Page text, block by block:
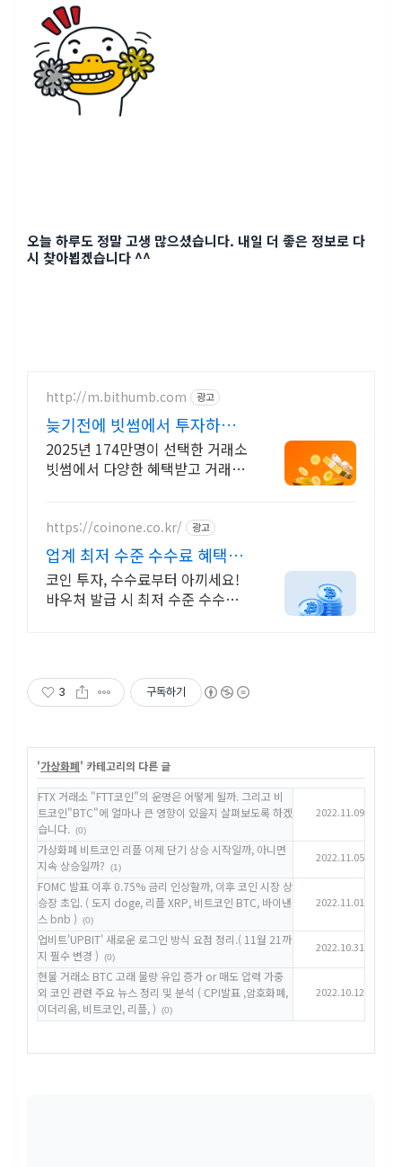
오늘 하루도 정말 고생 많으셨습니다. 내일 더 좋은 정보로 다
시 찾아뵙겠습니다 ^^
http://m.bithumb.com 광고
늦기전에 빗썸에서 투자하세
요 신규 가입 시 5만원 혜택
2025년 174만명이 선택한 거래소
빗썸에서 다양한 혜택받고 거래하
https://coinone.co.kr/ 광고
업계 최저 수준 수수료 혜택
12년 무사고 거래소
코인 투자, 수수료부터 아끼세요!
바우처 발급 시 최저 수준 수수료
3 구독하기
'가상화폐' 카테고리의 다른 글
FTX 거래소 "FTT코인"의 운명은 어떻게 될까. 그리고 비
트코인"BTC"에 얼마나 큰 영향이 있을지 살펴보도록 하겠
습니다.
(0)
2022.11.09
가상화폐 비트코인 리플 이제 단기 상승 시작일까, 아니면
지속 상승일까?
(1)
2022.11.05
FOMC 발표 이후 0.75% 금리 인상할까, 이후 코인 시장 상
승장 초입. ( 도지 doge, 리플 XRP, 비트코인 BTC, 바이낸
스 bnb )
(0)
2022.11.01
업비트'UPBIT' 새로운 로그인 방식 요점 정리.( 11월 21까
지 필수 변경 )
(0)
2022.10.31
현물 거래소 BTC 고래 물량 유입 증가 or 매도 압력 가중
외 코인 관련 주요 뉴스 정리 및 분석 ( CPI발표 ,암호화폐,
이더리움, 비트코인, 리플, )
(0)
2022.10.12